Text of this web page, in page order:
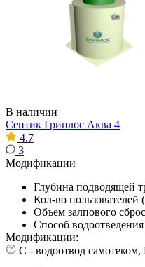
В наличии
Септик Гринлос Аква 4
4.7
3
Модификации
Глубина подводящей
Кол-во пользователей
Объем залпового
Способ
Модификации:
С - водоотвод